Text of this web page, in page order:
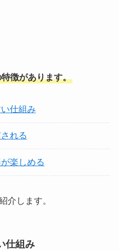
徴があります。
仕組み
れる
楽しめる
介します。
仕組み